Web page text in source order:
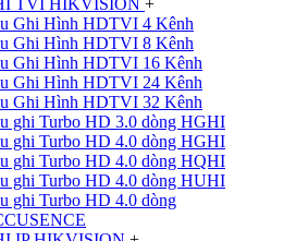
TVI HIKVISION +
Ghi Hình HDTVI 4 Kênh
Ghi Hình HDTVI 8 Kênh
Ghi Hình HDTVI 16 Kênh
Ghi Hình HDTVI 24 Kênh
Ghi Hình HDTVI 32 Kênh
ghi Turbo HD 3.0 dòng HGHI
ghi Turbo HD 4.0 dòng HGHI
ghi Turbo HD 4.0 dòng HQHI
ghi Turbo HD 4.0 dòng HUHI
ghi Turbo HD 4.0 dòng